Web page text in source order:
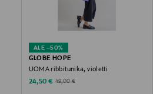
ALE –50%
GLOBE HOPE
UOMA ribbitunika, violetti
Discounted Price
24,50 € Original Price
49,00 €